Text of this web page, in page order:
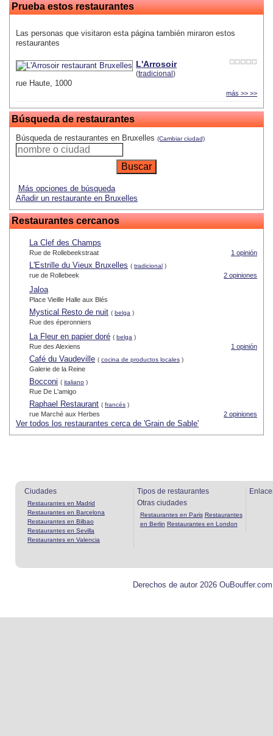
Prueba estos restaurantes
Las personas que visitaron esta página también miraron estos
restaurantes
L'Arrosoir
(tradicional )
rue Haute, 1000
más >> >>
Búsqueda de restaurantes
Búsqueda de restaurantes en Bruxelles (Cambiar ciudad)
Más opciones de búsqueda
Añadir un restaurante en Bruxelles
Restaurantes cercanos
La Clef des Champs
1 opinión
Rue de Rollebeekstraat
L'Estrille du Vieux Bruxelles ( tradicional )
2 opiniones
rue de Rollebeek
Jaloa
Place Vieille Halle aux Blés
Mystical Resto de nuit ( belga )
Rue des éperonniers
La Fleur en papier doré ( belga )
1 opinión
Rue des Alexiens
Café du Vaudeville ( cocina de productos locales )
Galerie de la Reine
Bocconi ( italiano )
Rue De L'amigo
Raphael Restaurant ( francés )
2 opiniones
rue Marché aux Herbes
Ver todos los restaurantes cerca de 'Grain de Sable'
Ciudades
Restaurantes en Madrid
Restaurantes en Barcelona
Restaurantes en Bilbao
Restaurantes en Sevilla
Restaurantes en Valencia
Tipos de restaurantes
Otras ciudades
Restaurantes en Paris Restaurantes
en Berlin Restaurantes en London
Derechos de autor 2026